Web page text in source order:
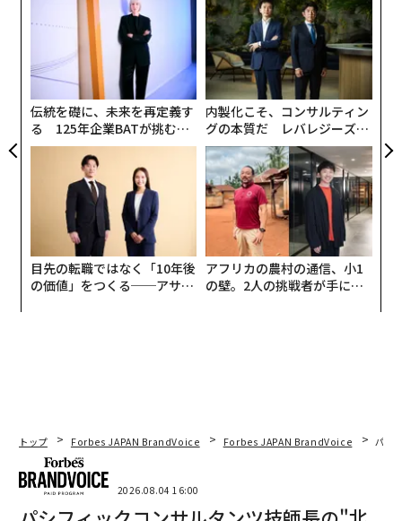
伝統を礎に、未来を再定義す
る 125年企業BATが挑むス
モークレスな未来
内製化こそ、コンサルティン
グの本質だ レバレジーズが
実践する、次世代ファームの
全貌
目先の転職ではなく「10年後
の価値」をつくる──アサイ
アフリカの農村の通信、小1
の壁。2人の挑戦者が手にし
トップ Forbes JAPAN BrandVoice Forbes JAPAN BrandVoice パシ
2026.08.04 16:00